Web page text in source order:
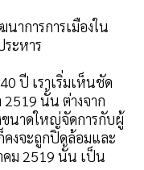
าการการเมืองใน
ะหาร
ปี เราเริ่มเห็นชัด
นั้น ต่างจาก
ขนาดใหญ่จัดการกับผู้
คงจะถูกปิดล้อมและ
คม 2519 นั้น เป็น